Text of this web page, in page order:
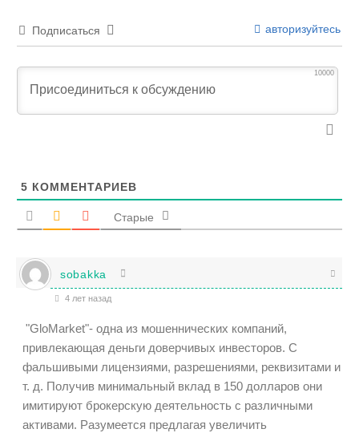
Подписаться авторизуйтесь
10000
5 КОММЕНТАРИЕВ
Старые
sobakka
4 лет назад
"GloMarket"- одна из мошеннических компаний,
привлекающая деньги доверчивых инвесторов. С
фальшивыми лицензиями, разрешениями, реквизитами и
т. д. Получив минимальный вклад в 150 долларов они
имитируют брокерскую деятельность с различными
активами. Разумеется предлагая увеличить